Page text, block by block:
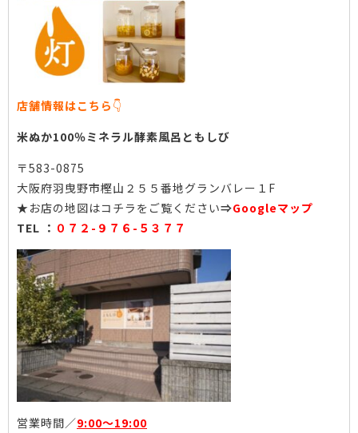
店舗情報はこちら 👇
米ぬか100％ミネラル酵素風呂ともしび
〒583-0875
大阪府羽曳野市樫山２５５番地グランバレー１F
★お店の地図はコチラをご覧ください⇒Googleマップ
TEL ： ０７２-９７６-５３７７
営業時間／9:00〜19:00